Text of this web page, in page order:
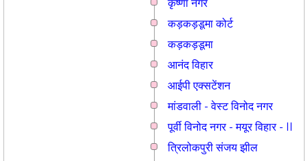
कृष्णा नगर
कड़कड़डूमा कोर्ट
कड़कड़डूमा
आनंद विहार
आईपी एक्सटेंशन
मांडवाली - वेस्ट विनोद नगर
पूर्वी विनोद नगर - मयूर विहार - II
त्रिलोकपुरी संजय झील